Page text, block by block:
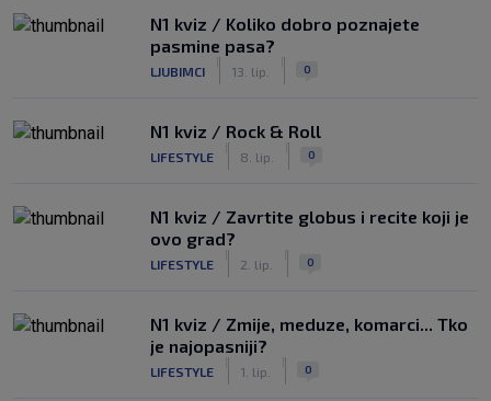
N1 kviz / Koliko dobro poznajete
pasmine pasa?
LJUBIMCI 13. lip. 0
N1 kviz / Rock & Roll
LIFESTYLE 8. lip. 0
N1 kviz / Zavrtite globus i recite koji je
ovo grad?
LIFESTYLE 2. lip. 0
N1 kviz / Zmije, meduze, komarci... Tko
je najopasniji?
LIFESTYLE 1. lip. 0